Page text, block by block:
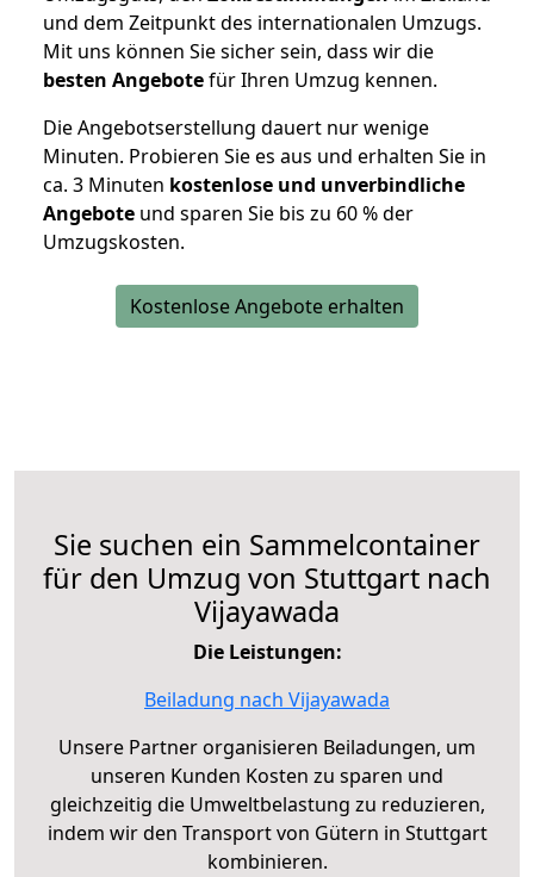
und dem Zeitpunkt des internationalen Umzugs.
Mit uns können Sie sicher sein, dass wir die
besten Angebotefür Ihren Umzug kennen.
Die Angebotserstellung dauert nur wenige
Minuten. Probieren Sie es aus und erhalten Sie in
ca. 3 Minuten kostenlose und unverbindliche
Angebote und sparen Sie bis zu 60 % der
Umzugskosten.
Kostenlose Angebote erhalten
Sie suchen ein Sammelcontainer
für den Umzug von Stuttgart nach
Vijayawada
Die Leistungen:
Beiladung nach Vijayawada
Unsere Partner organisieren Beiladungen, um
unseren Kunden Kosten zu sparen und
gleichzeitig die Umweltbelastung zu reduzieren,
indem wir den Transport von Gütern in Stuttgart
kombinieren.